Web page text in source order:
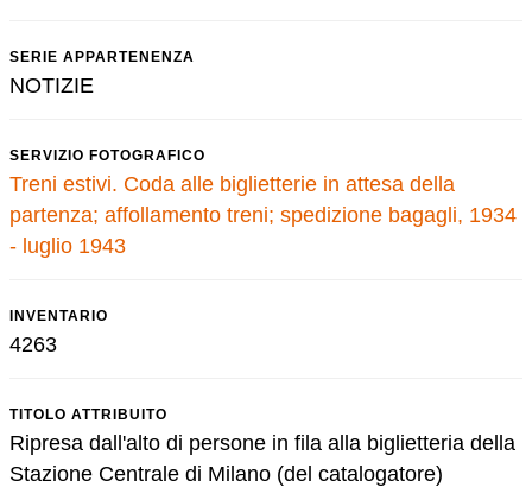
SERIE APPARTENENZA
NOTIZIE
SERVIZIO FOTOGRAFICO
Treni estivi. Coda alle biglietterie in attesa della
partenza; affollamento treni; spedizione bagagli, 1934
- luglio 1943
INVENTARIO
4263
TITOLO ATTRIBUITO
Ripresa dall'alto di persone in fila alla biglietteria della
Stazione Centrale di Milano (del catalogatore)